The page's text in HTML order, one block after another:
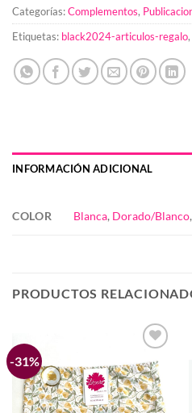
Categorías:Complementos,
Etiquetas: black2024-articulos-regalo,
INFORMACIÓN ADICIONAL
COLOR Blanca, Dorado/Blanco,
PRODUCTOS
-31%
Añadir
a la
lista de
deseos